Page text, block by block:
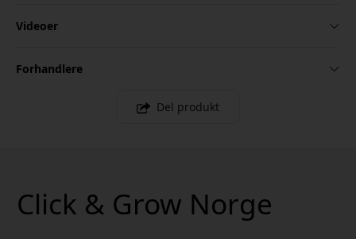
Videoer
Forhandlere
Del produkt
Click & Grow Norge